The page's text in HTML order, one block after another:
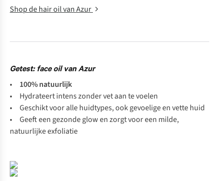
Shop de hair oil van Azur
Getest: face oil van Azur
• 100% natuurlijk
• Hydrateert intens zonder vet aan te voelen
• Geschikt voor alle huidtypes, ook gevoelige en vette huid
• Geeft een gezonde glow en zorgt voor een milde,
natuurlijke exfoliatie